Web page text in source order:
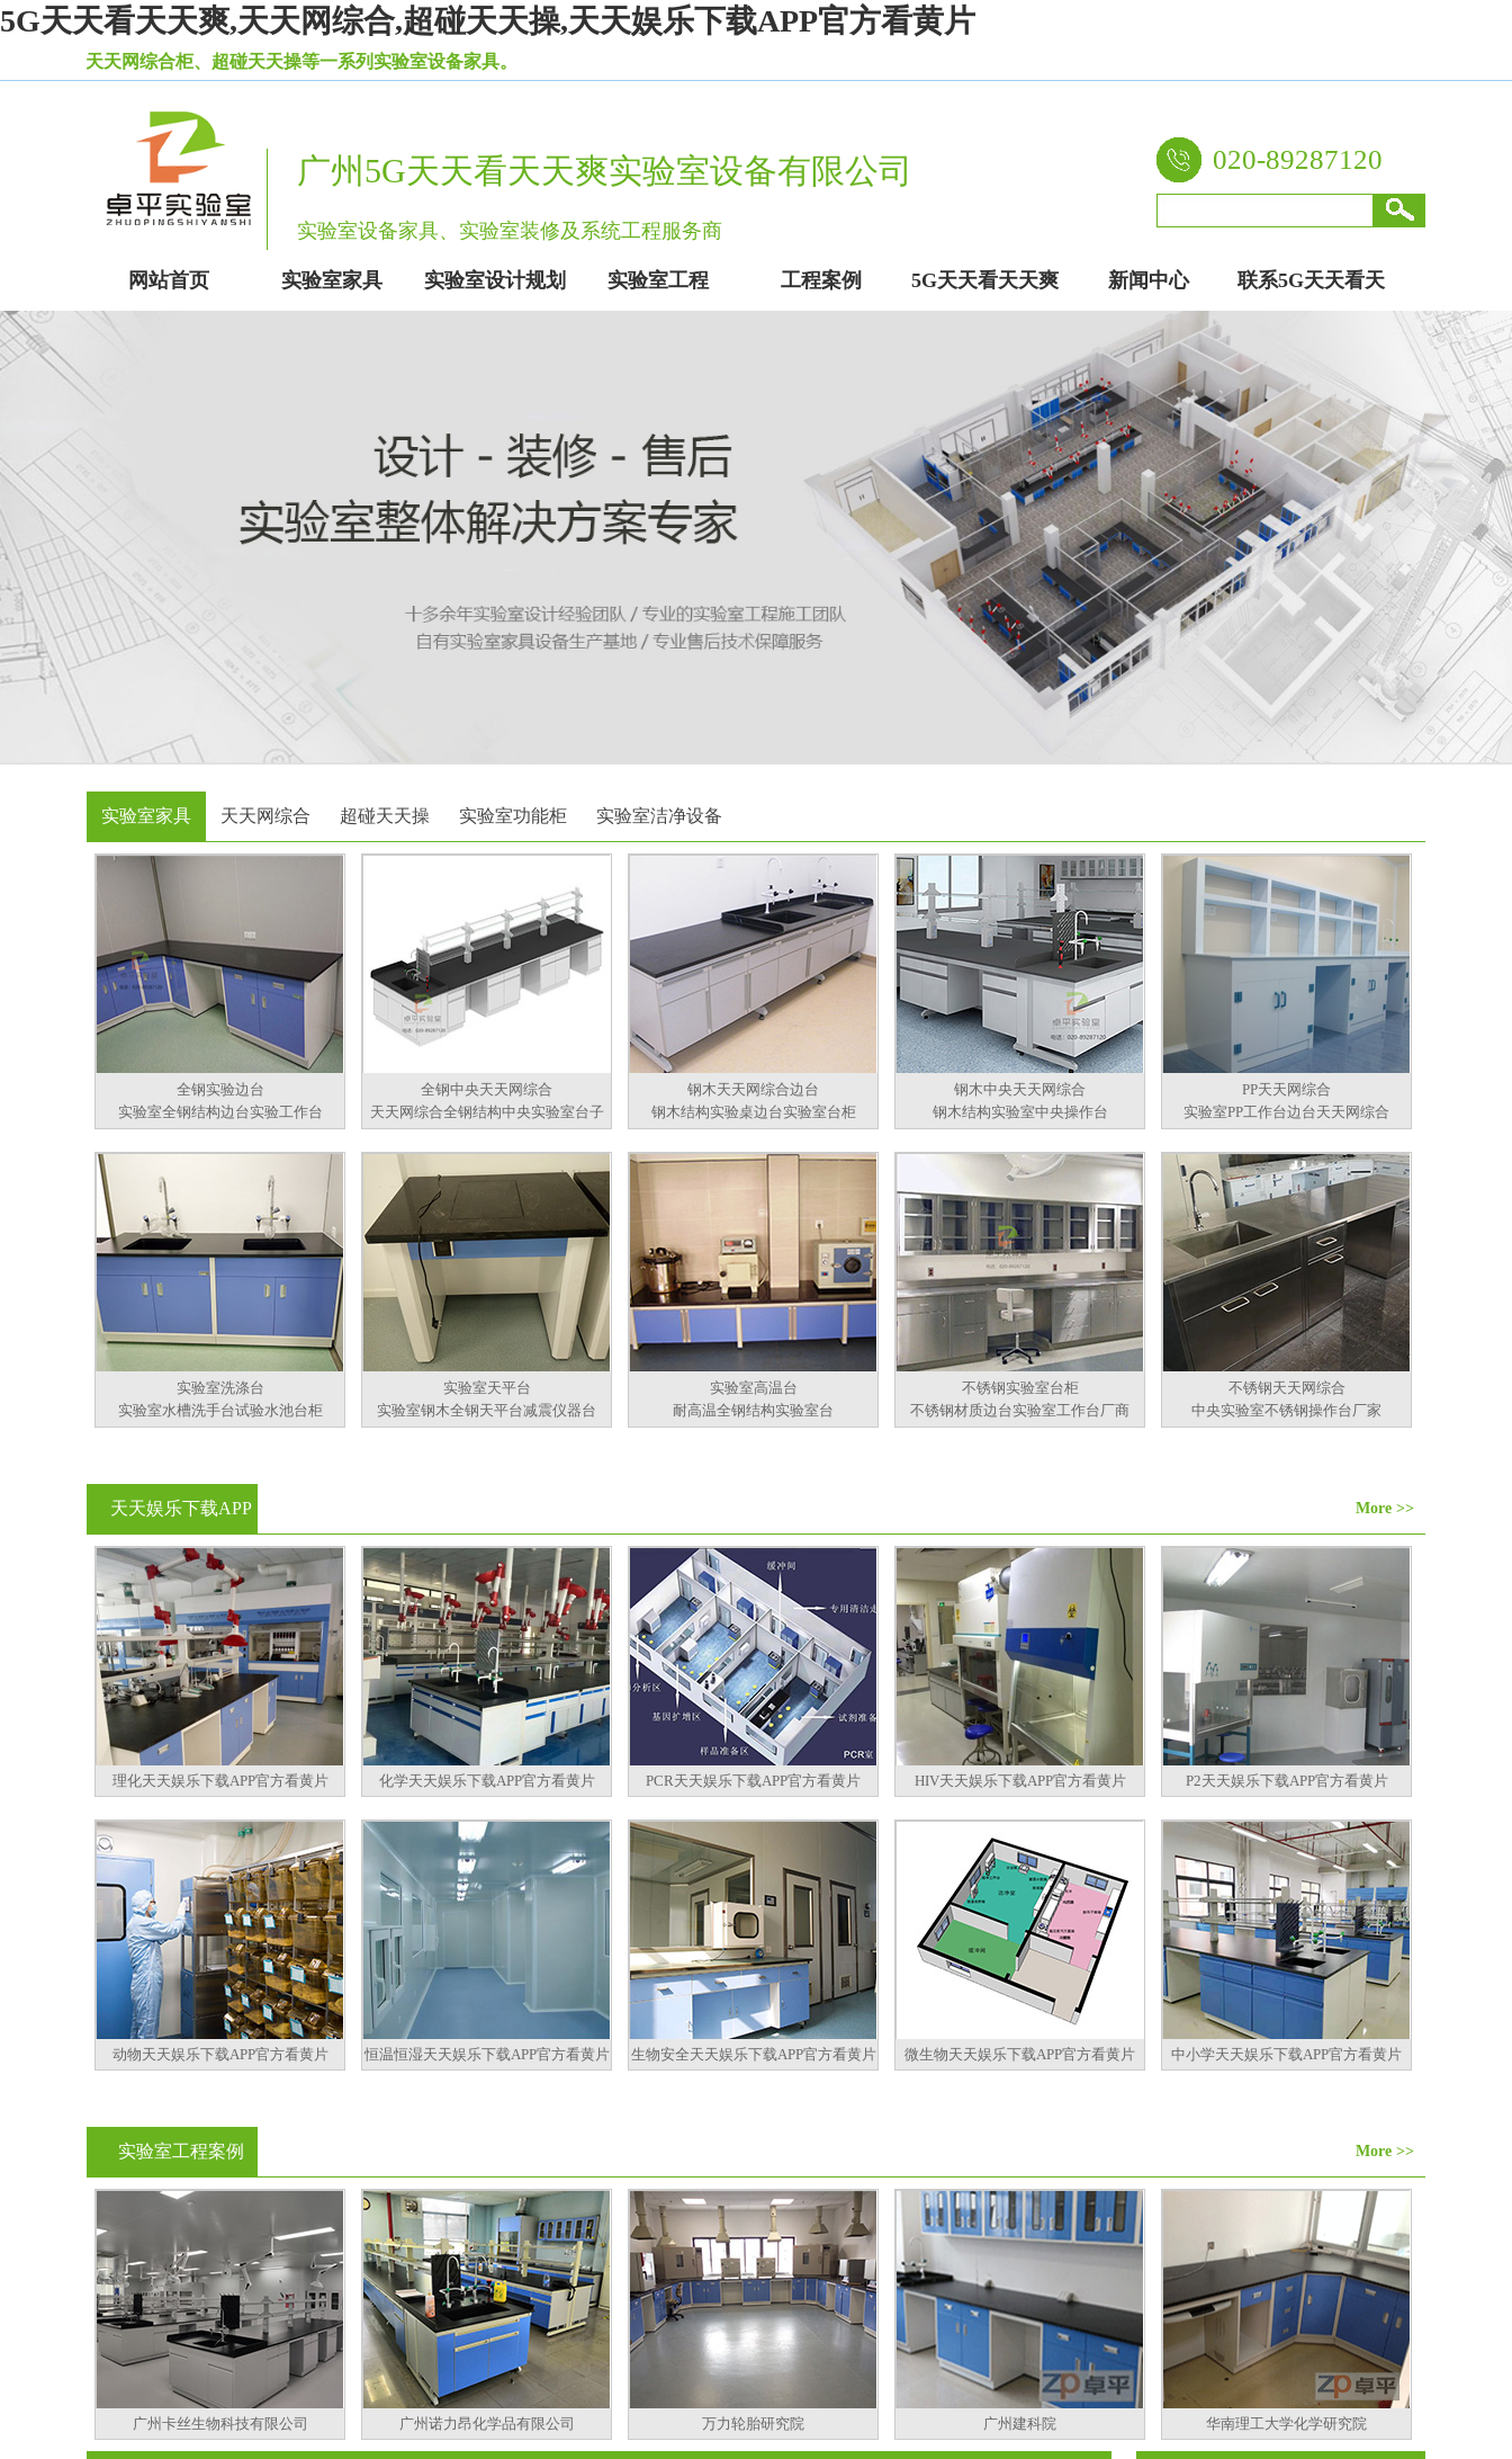
5G天天看天天爽,天天网综合,超碰天天操,天天娱乐下载APP官方看黄片
、超碰天天操等一系列实验室设备家具。
广州5G天天看天天爽实验室设备有限公司
实验室设备家具、实验室装修及系统工程服务商
020-89287120
网站首页 实验室家具 实验室设计规划 实验室工程 工程案例 5G天天看天天爽 新闻中心 联系5G天天看天
实验室家具 天天网综合 超碰天天操 实验室功能柜 实验室洁净设备
全钢实验边台
实验室全钢结构边台实验工作台
全钢中央天天网综合
天天网综合全钢结构中央实验室台子
钢木天天网综合边台
钢木结构实验桌边台实验室台柜
钢木中央天天网综合
钢木结构实验室中央操作台
PP天天网综合
实验室PP工作台边台天天网综合
实验室洗涤台
实验室水槽洗手台试验水池台柜
实验室天平台
实验室钢木全钢天平台减震仪器台
实验室高温台
耐高温全钢结构实验室台
不锈钢实验室台柜
不锈钢材质边台实验室工作台厂商
不锈钢天天网综合
中央实验室不锈钢操作台厂家
More >>
天天娱乐下载APP
官方看黄片
理化天天娱乐下载APP官方看黄片 化学天天娱乐下载APP官方看黄片 PCR天天娱乐下载APP官方看黄片 HIV天天娱乐下载APP官方看黄片 P2天天娱乐下载APP官方看黄片
动物天天娱乐下载APP官方看黄片 恒温恒湿天天娱乐下载APP官方看黄片 生物安全天天娱乐下载APP官方看黄片 微生物天天娱乐下载APP官方看黄片 中小学天天娱乐下载APP官方看黄片
More >>
实验室工程案例
广州卡丝生物科技有限公司 广州诺力昂化学品有限公司 万力轮胎研究院 广州建科院 华南理工大学化学研究院